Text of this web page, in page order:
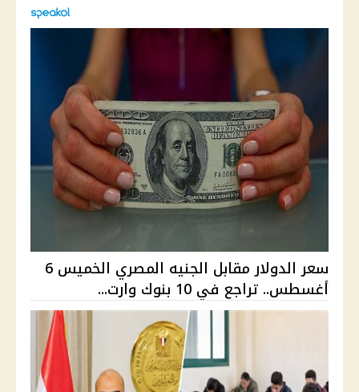
سعر الدولار مقابل الجنيه المصري الخميس 6
أغسطس.. تراجع في 10 بنوك وارت...